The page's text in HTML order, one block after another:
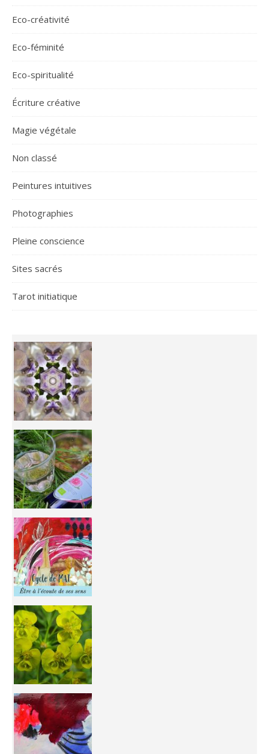
Eco-créativité
Eco-féminité
Eco-spiritualité
Écriture créative
Magie végétale
Non classé
Peintures intuitives
Photographies
Pleine conscience
Sites sacrés
Tarot initiatique
Inhabit your body and understand its
You're
50/50 OR 100/100 ? The day after Ascension, w